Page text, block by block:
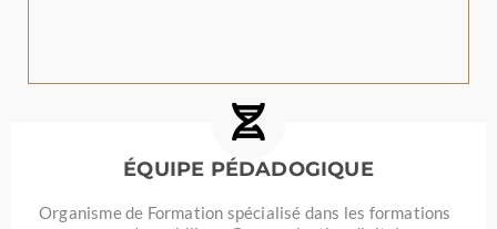
ÉQUIPE PÉDADOGIQUE
Organisme de Formation spécialisé dans les formations